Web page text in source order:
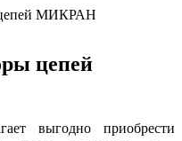
цепей МИКРАН
цепей
выгодно приобрести